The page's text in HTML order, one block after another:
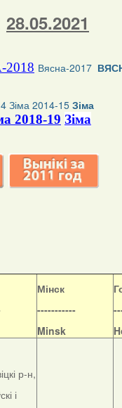
28.05.2021
Вясна-2017
Зіма 2014-15 Зіма
2018-19 Зіма
Мінск
-----------
Minsk
р-н,
і